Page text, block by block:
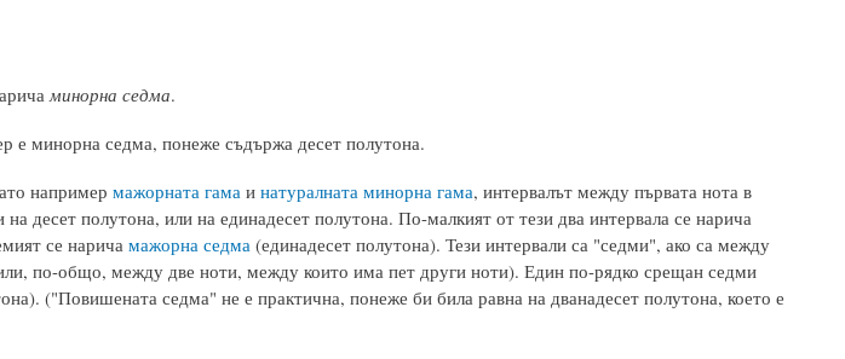
минорна седма.
минорна седма, понеже съдържа десет полутона.
например мажорната гамаи натуралната минорна гама, интервалът между първата нота в
десет полутона, или на единадесет полутона. По-малкият от тези два интервала се нарича
се нарича мажорна седма(единадесет полутона). Тези интервали са "седми", ако са между
по-общо, между две ноти, между които има пет други ноти). Един по-рядко срещан седми
("Повишената седма" не е практична, понеже би била равна на дванадесет полутона, което е